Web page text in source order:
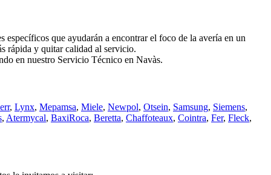
que ayudarán a encontrar el foco de la avería en un
rápida y quitar calidad al servicio.
en nuestro Servicio Técnico en Navàs.
, Lynx, Mepamsa, Miele, Newpol, Otsein, Samsung, Siemens,
, Atermycal, BaxiRoca, Beretta, Chaffoteaux, Cointra, Fer, Fleck,